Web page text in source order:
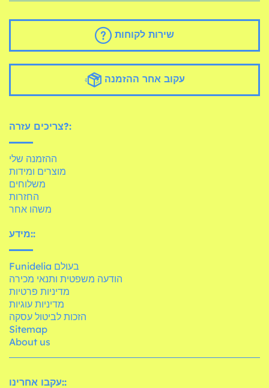
שירות לקוחות
עקוב אחר ההזמנה
צריכים עזרה?:
ההזמנה שלי
מוצרים ומידות
משלוחים
החזרות
משהו אחר
מידע::
Funidelia בעולם
הודעה משפטית ותנאי מכירה
מדיניות פרטיות
מדיניות עוגיות
הזכות לביטול עסקה
Sitemap
About us
עקבו אחרינו::